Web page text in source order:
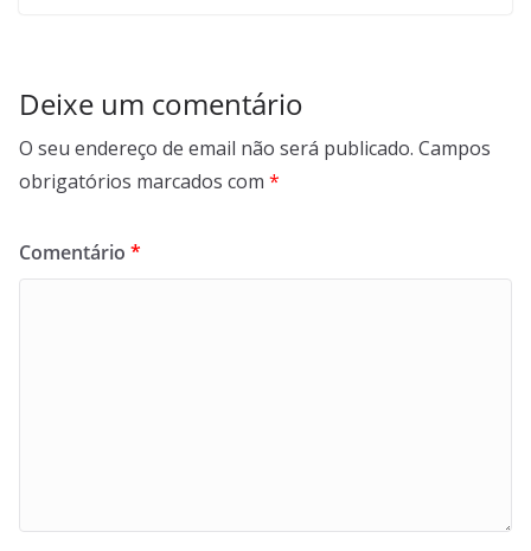
Deixe um comentário
O seu endereço de email não será publicado. Campos
obrigatórios marcados com *
Comentário *